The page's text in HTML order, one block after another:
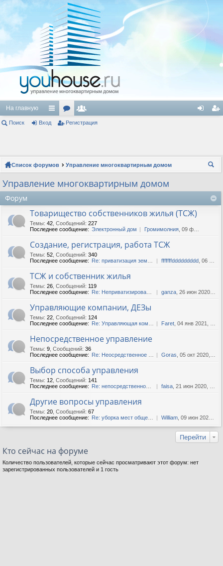
На главную
с
и
ор ол
ат
ел
ац
Поиск Вход Регистрация
Список форумов
Управление многоквартирным домом
Управление многоквартирным домом
Форум
Товарищество собственников жилья (ТСЖ)
Темы: 42 Сообщений: 227
Последнее сообщение: Электронный дом Громимолния , 09 фев 2018, 11:43
Создание, регистрация, работа ТСЖ
Темы: 52 Сообщений: 340
Последнее сообщение: Re: приватизация земли ТСЖ fffffffddddddddd , 06 июл 2019, 16:07
ТСЖ и собственник жилья
Темы: 26 Сообщений: 119
Последнее сообщение: Re: Неприватизированные ква... ganza , 26 июн 2020, 13:29
Управляющие компании, ДЕЗы
Темы: 22 Сообщений: 124
Последнее сообщение: Re: Управляющая компания не... Faret , 04 янв 2021, 14:10
Непосредственное управление
Темы: 9 Сообщений: 36
Последнее сообщение: Re: Неосредственное управле... Goras , 05 окт 2020, 20:43
Выбор способа управления
Темы: 12 Сообщений: 141
Последнее сообщение: Re: непосредственное управл... faisa , 21 июн 2020, 04:38
Другие вопросы управления
Темы: 20 Сообщений: 67
Последнее сообщение: Re: уборка мест общего поль... William , 09 июн 2020, 14:04
Перейти
Кто сейчас на форуме
Количество пользователей, которые сейчас просматривают этот форум: нет
зарегистрированных пользователей и 1 гость